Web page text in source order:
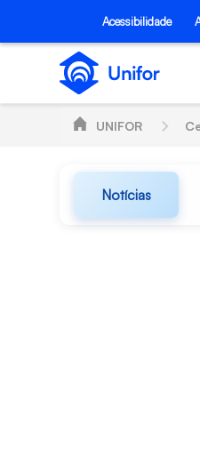
Pular para o Conteúdo
Acessibilidade
UNIFOR
Notícias